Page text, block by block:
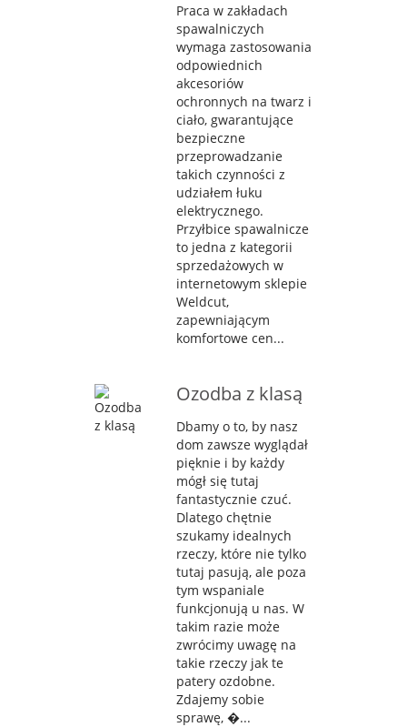
Praca w zakładach
spawalniczych
wymaga zastosowania
odpowiednich
akcesoriów
ochronnych na twarz i
ciało, gwarantujące
bezpieczne
przeprowadzanie
takich czynności z
udziałem łuku
elektrycznego.
Przyłbice spawalnicze
to jedna z kategorii
sprzedażowych w
internetowym sklepie
Weldcut,
zapewniającym
komfortowe cen...
Ozodba z klasą
Dbamy o to, by nasz
dom zawsze wyglądał
pięknie i by każdy
mógł się tutaj
fantastycznie czuć.
Dlatego chętnie
szukamy idealnych
rzeczy, które nie tylko
tutaj pasują, ale poza
tym wspaniale
funkcjonują u nas. W
takim razie może
zwrócimy uwagę na
takie rzeczy jak te
patery ozdobne.
Zdajemy sobie
sprawę, �...